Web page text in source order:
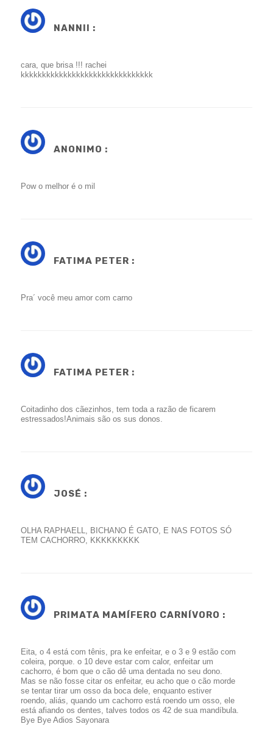
NANNII :
cara, que brisa !!! rachei
kkkkkkkkkkkkkkkkkkkkkkkkkkkkkkk
ANONIMO :
Pow o melhor é o mil
FATIMA PETER :
Pra´ você meu amor com carno
FATIMA PETER :
Coitadinho dos cãezinhos, tem toda a razão de ficarem
estressados!Animais são os sus donos.
JOSÉ :
OLHA RAPHAELL, BICHANO É GATO, E NAS FOTOS SÓ
TEM CACHORRO, KKKKKKKKK
PRIMATA MAMÍFERO CARNÍVORO :
Eita, o 4 está com tênis, pra ke enfeitar, e o 3 e 9 estão com
coleira, porque. o 10 deve estar com calor, enfeitar um
cachorro, é bom que o cão dê uma dentada no seu dono.
Mas se não fosse citar os enfeitar, eu acho que o cão morde
se tentar tirar um osso da boca dele, enquanto estiver
roendo, aliás, quando um cachorro está roendo um osso, ele
está afiando os dentes, talves todos os 42 de sua mandíbula.
Bye Bye Adios Sayonara